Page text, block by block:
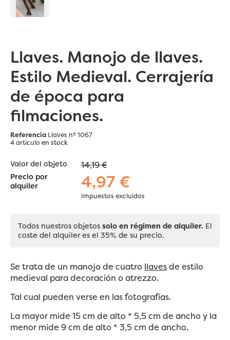
Llaves. Manojo de llaves.
Estilo Medieval. Cerrajería
de época para
filmaciones.
Referencia Llaves nº 1067
4 artículo en stock
Valor del objeto 14,19 €
Precio por
alquiler
4,97 €
Impuestos excluidos
Todos nuestros objetos solo en régimen de alquiler. El
coste del alquiler es el 35% de su precio.
Se trata de un manojo de cuatro llavesde estilo
medieval para decoración o atrezzo.
Tal cual pueden verse en las fotografías.
La mayor mide 15 cm de alto * 5,5 cm de ancho y la
menor mide 9 cm de alto * 3,5 cm de ancho.